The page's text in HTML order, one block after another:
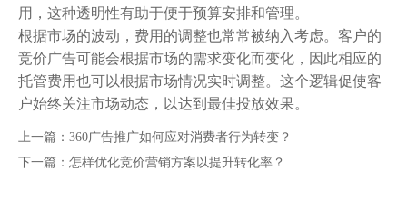
用，这种透明性有助于便于预算安排和管理。
根据市场的波动，费用的调整也常常被纳入考虑。客户的
竞价广告可能会根据市场的需求变化而变化，因此相应的
托管费用也可以根据市场情况实时调整。这个逻辑促使客
户始终关注市场动态，以达到最佳投放效果。
上一篇： 360广告推广如何应对消费者行为转变？
下一篇： 怎样优化竞价营销方案以提升转化率？